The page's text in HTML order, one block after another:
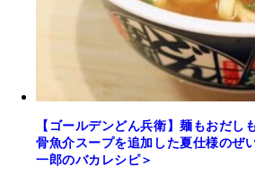
【ゴールデンどん兵衛】麺もおだ
骨魚介スープを追加した夏仕様のぜ
一郎のバカレシピ＞